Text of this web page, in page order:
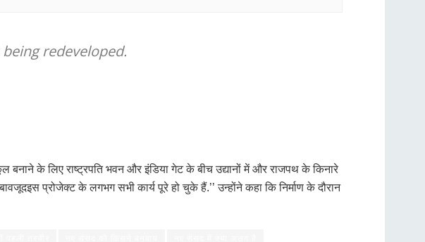
redeveloped.
के लिए राष्ट्रपति भवन और इंडिया गेट के बीच उद्यानों में और राजपथ के किनारे
प्रोजेक्ट के लगभग सभी कार्य पूरे हो चुके हैं.’’ उन्होंने कहा कि निर्माण के दौरान